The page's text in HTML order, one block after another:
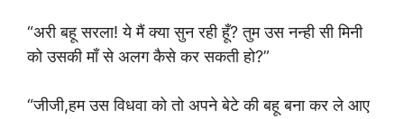
“अरी बहू सरला! ये मैं क्या सुन रही हूँ? तुम उस नन्ही सी मिनी
को उसकी माँ से अलग कैसे कर सकती हो?”
“जीजी,हम उस विधवा को तो अपने बेटे की बहू बना कर ले आए